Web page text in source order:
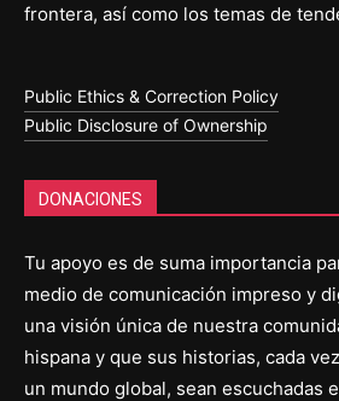
frontera, así como los temas de
Public Ethics & Correction Policy
Public Disclosure of Ownership
DONACIONES
Tu apoyo es de suma importancia
medio de comunicación impreso y
una visión única de nuestra
hispana y que sus historias, cada
un mundo global, sean escuchadas